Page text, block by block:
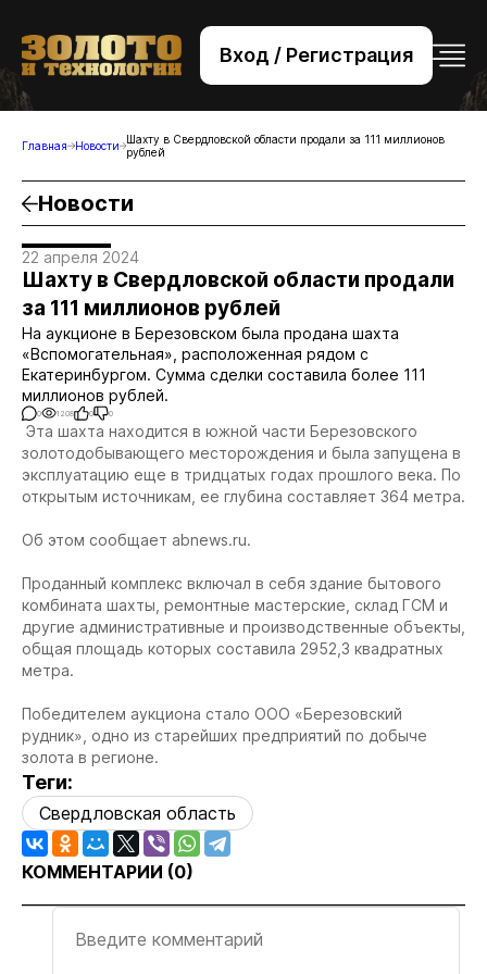
Вход / Регистрация
+7 (495) 221-76-32
bsv@zolteh.ru
Главная Новости
Шахту в Свердловской области продали за 111 миллионов
рублей
Новости
22 апреля 2024
Шахту в Свердловской области продали
за 111 миллионов рублей
На аукционе в Березовском была продана шахта
«Вспомогательная», расположенная рядом с
Екатеринбургом. Сумма сделки составила более 111
миллионов рублей.
0 1208 0 0
Эта шахта находится в южной части Березовского
золотодобывающего месторождения и была запущена в
эксплуатацию еще в тридцатых годах прошлого века. По
открытым источникам, ее глубина составляет 364 метра.
Об этом сообщает abnews.ru.
Проданный комплекс включал в себя здание бытового
комбината шахты, ремонтные мастерские, склад ГСМ и
другие административные и производственные объекты,
общая площадь которых составила 2952,3 квадратных
метра.
Победителем аукциона стало ООО «Березовский
рудник», одно из старейших предприятий по добыче
золота в регионе.
Теги:
Свердловская область
КОММЕНТАРИИ (0)